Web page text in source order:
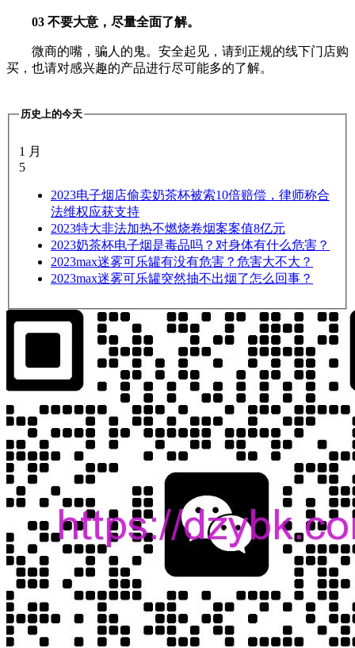
03 不要大意，尽量全面了解。
微商的嘴，骗人的鬼。安全起见，请到正规的线下门店购
买，也请对感兴趣的产品进行尽可能多的了解。
历史上的今天
1 月
5
2023电子烟店偷卖奶茶杯被索10倍赔偿，律师称合
法维权应获支持
2023特大非法加热不燃烧卷烟案案值8亿元
2023奶茶杯电子烟是毒品吗？对身体有什么危害？
2023max迷雾可乐罐有没有危害？危害大不大？
2023max迷雾可乐罐突然抽不出烟了怎么回事？